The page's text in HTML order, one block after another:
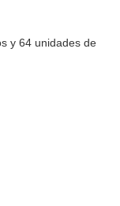
y 64 unidades de